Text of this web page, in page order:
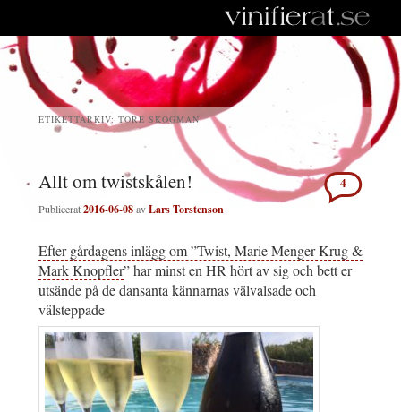
ETIKETTARKIV: TORE SKOGMAN
Allt om twistskålen!
Publicerat2016-06-08avLars Torstenson
4
Efter gårdagens inlägg om ”Twist, Marie Menger-Krug &
Mark Knopfler” har minst en HR hört av sig och bett er
utsände på de dansanta kännarnas välvalsade och
välsteppade